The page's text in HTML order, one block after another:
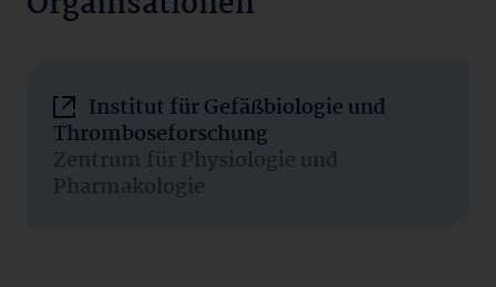
Institut für Gefäßbiologie und
Thromboseforschung
Zentrum für Physiologie und
Pharmakologie